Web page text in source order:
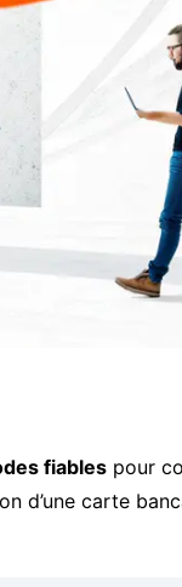
fiables pour
d’une carte